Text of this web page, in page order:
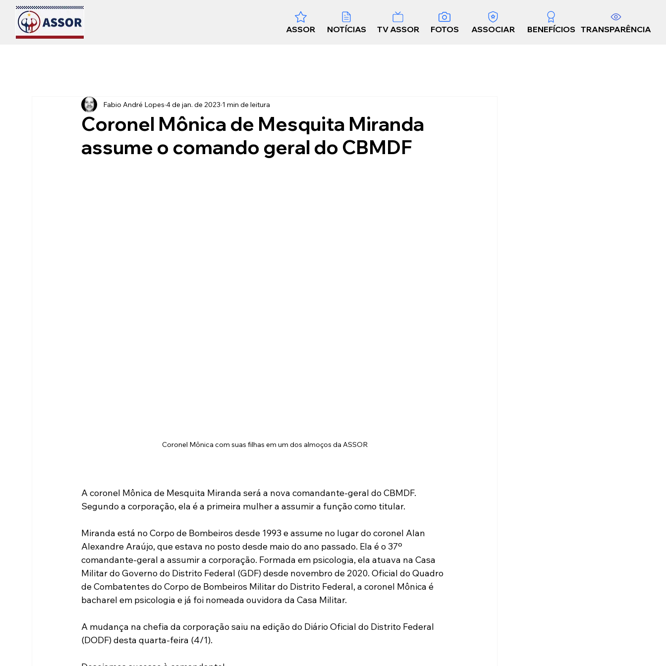
ASSOR NOTÍCIAS TV ASSOR FOTOS ASSOCIAR BENEFÍCIOS TRANSPARÊNCIA
Coronel Mônica de Mesquita Miranda
assume o comando geral do CBMDF
Fabio André Lopes 4 de jan. de 2023 1 min de leitura
Coronel Mônica com suas filhas em um dos almoços da ASSOR
A coronel Mônica de Mesquita Miranda será a nova comandante-geral do CBMDF.
Segundo a corporação, ela é a primeira mulher a assumir a função como titular.
Miranda está no Corpo de Bombeiros desde 1993 e assume no lugar do coronel Alan
Alexandre Araújo, que estava no posto desde maio do ano passado. Ela é o 37º
comandante-geral a assumir a corporação. Formada em psicologia, ela atuava na Casa
Militar do Governo do Distrito Federal (GDF) desde novembro de 2020. Oficial do Quadro
de Combatentes do Corpo de Bombeiros Militar do Distrito Federal, a coronel Mônica é
bacharel em psicologia e já foi nomeada ouvidora da Casa Militar.
A mudança na chefia da corporação saiu na edição do Diário Oficial do Distrito Federal
(DODF) desta quarta-feira (4/1).